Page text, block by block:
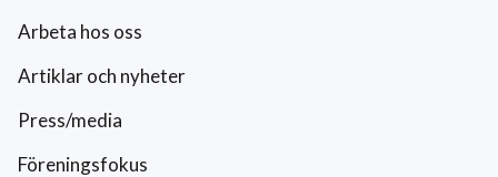
Arbeta hos oss
Artiklar och nyheter
Press/media
Föreningsfokus